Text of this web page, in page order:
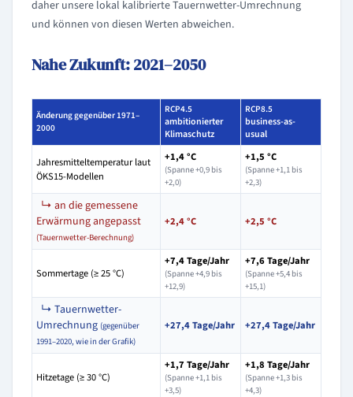
daher unsere lokal kalibrierte Tauernwetter-Umrechnung
und können von diesen Werten abweichen.
Nahe Zukunft: 2021–2050
Änderung gegenüber 1971–
2000
RCP4.5
ambitionierter
Klimaschutz
RCP8.5
business-as-
usual
Jahresmitteltemperatur laut
ÖKS15-Modellen
+1,4 °C
(Spanne +0,9 bis
+2,0)
+1,5 °C
(Spanne +1,1 bis
+2,3)
↳ an die gemessene
Erwärmung angepasst
(Tauernwetter-Berechnung)
+2,4 °C +2,5 °C
Sommertage (≥ 25 °C)
+7,4 Tage/Jahr
(Spanne +4,9 bis
+12,9)
+7,6 Tage/Jahr
(Spanne +5,4 bis
+15,1)
↳ Tauernwetter-
Umrechnung (gegenüber
1991–2020, wie in der Grafik)
+27,4 Tage/Jahr +27,4 Tage/Jahr
Hitzetage (≥ 30 °C)
+1,7 Tage/Jahr
(Spanne +1,1 bis
+3,5)
+1,8 Tage/Jahr
(Spanne +1,3 bis
+4,3)